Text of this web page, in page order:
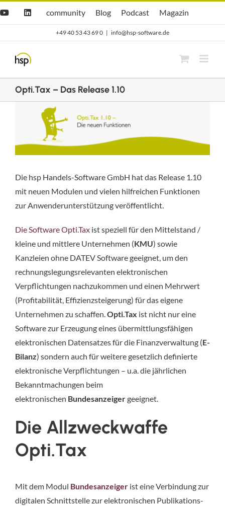
YouTubeLinkedIn
Hsp
community
community
hsp
Blog
Blog Opti.Cast
Podcast Opti.Mag
Magazin
+49 40 53 43 69 0 | info@hsp-software.de
Opti.Tax – Das Release 1.10
grösseres
Die hsp Handels-Software GmbH hat das Release 1.10
mit neuen Modulen und vielen hilfreichen Funktionen
zur Anwenderunterstützung veröffentlicht.
Die Software Opti.Tax ist speziell für den Mittelstand /
kleine und mittlere Unternehmen (KMU) sowie
Kanzleien ohne DATEV Software geeignet, um den
rechnungslegungsrelevanten elektronischen
Verpflichtungen nachzukommen und einen Mehrwert
(Profitabilität, Effizienzsteigerung) für das eigene
Unternehmen zu schaffen.Opti.Tax ist nicht nur eine
Software zur Erzeugung eines übermittlungsfähigen
elektronischen Datensatzes für die Finanzverwaltung (E-
Bilanz) sondern auch für weitere gesetzlich definierte
elektronische Verpflichtungen – u.a. die jährlichen
Bekanntmachungen beim
elektronischen Bundesanzeigergeeignet.
Die Allzweckwaffe
Opti.Tax
Mit dem Modul Bundesanzeiger ist eine Verbindung zur
digitalen Schnittstelle zur elektronischen Publikations-